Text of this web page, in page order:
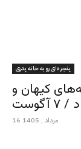
پنجره‌ای رو به خانه پدری
کیهان و
16 مرداد , 1405